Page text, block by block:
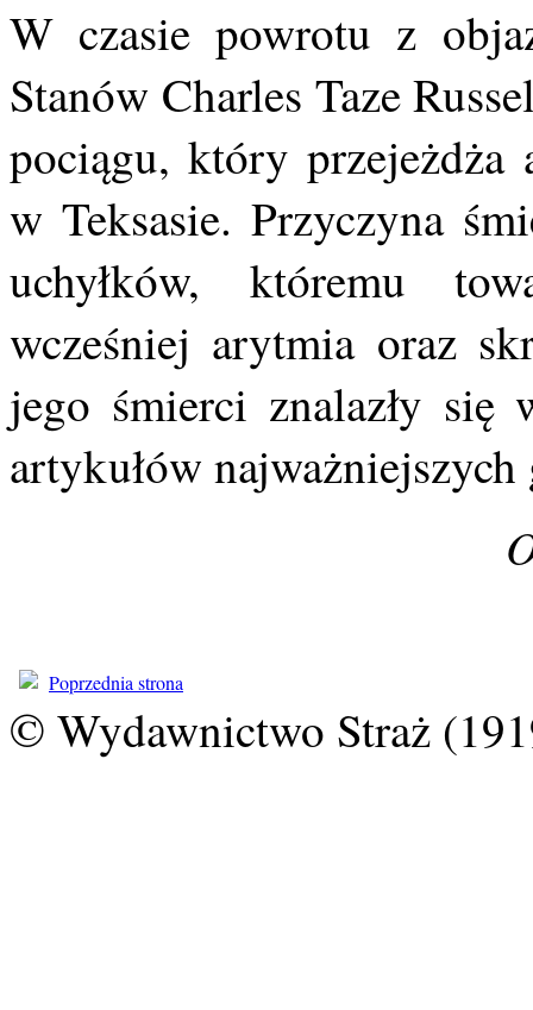
W czasie powrotu z
Stanów Charles Taze
pociągu, który przejeżdża
w Teksasie. Przyczyna
uchyłków, któremu
wcześniej arytmia oraz
jego śmierci znalazły się
artykułów najważniejszych
Poprzednia strona
© Wydawnictwo Straż